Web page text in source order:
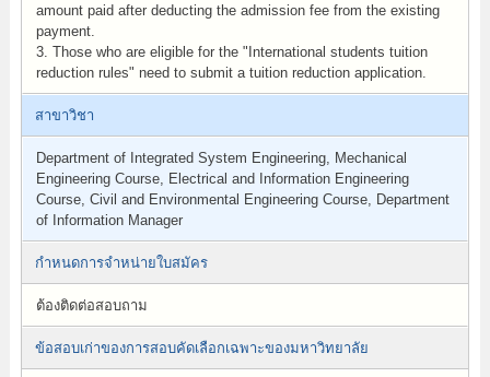
amount paid after deducting the admission fee from the existing
payment.
3. Those who are eligible for the "International students tuition
reduction rules" need to submit a tuition reduction application.
สาขาวิชา
Department of Integrated System Engineering, Mechanical
Engineering Course, Electrical and Information Engineering
Course, Civil and Environmental Engineering Course, Department
of Information Manager
กำหนดการจำหน่ายใบสมัคร
ต้องติดต่อสอบถาม
ข้อสอบเก่าของการสอบคัดเลือกเฉพาะของมหาวิทยาลัย